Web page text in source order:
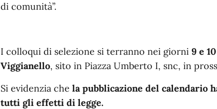
di comunità”.
I colloqui di selezione si terranno nei giorni 9 e
Viggianello, sito in Piazza Umberto I, snc, in
Si evidenzia che la pubblicazione del calendario
tutti gli effetti di legge.